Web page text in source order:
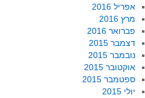
אפריל 2016
מרץ 2016
פברואר 2016
דצמבר 2015
נובמבר 2015
אוקטובר 2015
ספטמבר 2015
יולי 2015